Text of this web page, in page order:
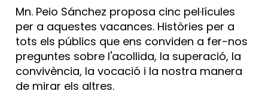
Mn. Peio Sánchez proposa cinc pel·lícules
per a aquestes vacances. Històries per a
tots els públics que ens conviden a fer-nos
preguntes sobre l'acollida, la superació, la
convivència, la vocació i la nostra manera
de mirar els altres.